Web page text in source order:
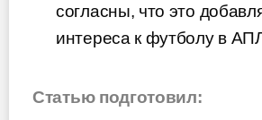
согласны, что это
интереса к футболу в
Статью подготовил: